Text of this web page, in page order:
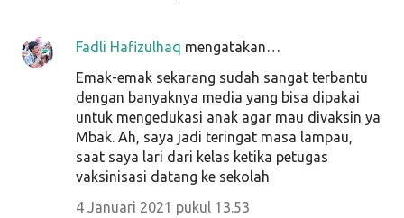
Fadli Hafizulhaq mengatakan…
Emak-emak sekarang sudah sangat terbantu
dengan banyaknya media yang bisa dipakai
untuk mengedukasi anak agar mau divaksin ya
Mbak. Ah, saya jadi teringat masa lampau,
saat saya lari dari kelas ketika petugas
vaksinisasi datang ke sekolah
4 Januari 2021 pukul 13.53